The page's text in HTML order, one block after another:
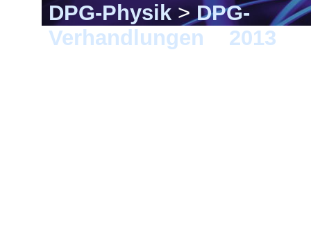
DPG-Physik>DPG-
Verhandlungen
2013